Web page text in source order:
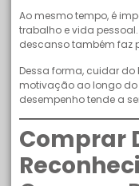
Ao mesmo tempo, é
trabalho e vida
descanso também faz
Dessa forma, cuidar
motivação ao longo do
desempenho tende a
Comprar